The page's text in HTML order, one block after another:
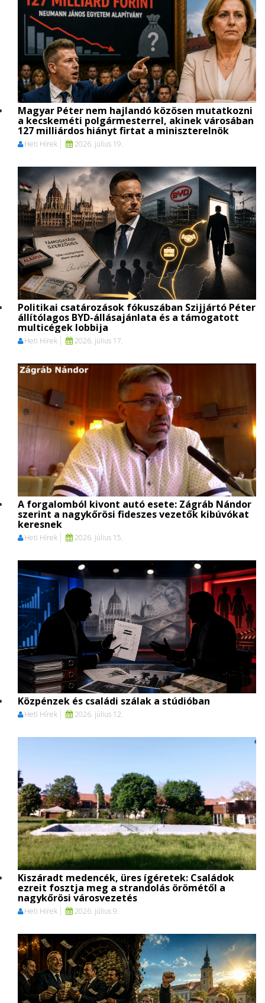
Magyar Péter nem hajlandó közösen mutatkozni
a kecskeméti polgármesterrel, akinek városában
127 milliárdos hiányt firtat a miniszterelnök
Heti Hírek 2026. július 19.
Politikai csatározások fókuszában Szijjártó Péter
állítólagos BYD-állásajánlata és a támogatott
multicégek lobbija
Heti Hírek 2026. július 17.
A forgalomból kivont autó esete: Zágráb Nándor
szerint a nagykőrösi fideszes vezetők kibúvókat
keresnek
Heti Hírek 2026. július 15.
Közpénzek és családi szálak a stúdióban
Heti Hírek 2026. július 12.
Kiszáradt medencék, üres ígéretek: Családok
ezreit fosztja meg a strandolás örömétől a
nagykőrösi városvezetés
Heti Hírek 2026. július 9.